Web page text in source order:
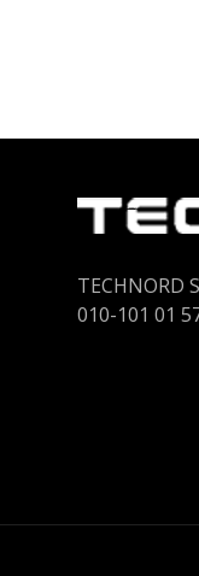
TECHNORD
010-101 01